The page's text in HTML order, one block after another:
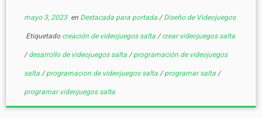
mayo 3, 2023en Destacada para portada /Diseño de Videojuegos
Etiquetado creación de videojuegos salta /crear videojuegos salta
/desarrollo de videojuegos salta /programación de videojuegos
salta /programacion de videojuegos salta /programar salta /
programar videojuegos salta